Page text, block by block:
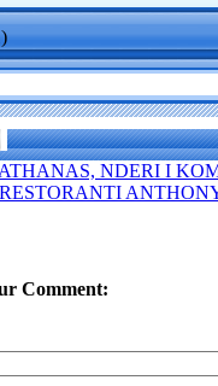
NDERI I
Comment: